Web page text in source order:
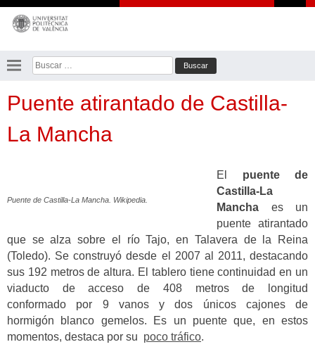
Saltar
contenido
Buscar:
Puente atirantado de Castilla-
La Mancha
Puente de Castilla-La Mancha. Wikipedia.
El puente de
Castilla-La
Mancha es un
puente atirantado
que se alza sobre el río Tajo, en Talavera de la Reina
(Toledo). Se construyó desde el 2007 al 2011, destacando
sus 192 metros de altura. El tablero tiene continuidad en un
viaducto de acceso de 408 metros de longitud
conformado por 9 vanos y dos únicos cajones de
hormigón blanco gemelos. Es un puente que, en estos
momentos, destaca por su poco tráfico.